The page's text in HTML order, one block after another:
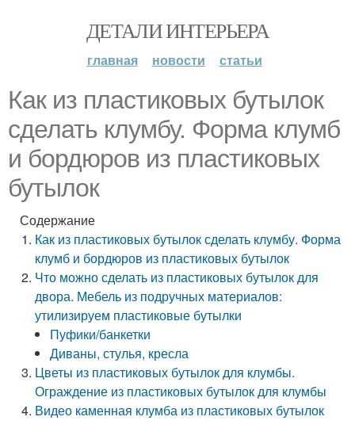
ДЕТАЛИ ИНТЕРЬЕРА
главная новости статьи
Как из пластиковых бутылок
сделать клумбу. Форма клумб
и бордюров из пластиковых
бутылок
Содержание
Как из пластиковых бутылок сделать клумбу. Форма
клумб и бордюров из пластиковых бутылок
Что можно сделать из пластиковых бутылок для
двора. Мебель из подручных материалов:
утилизируем пластиковые бутылки
Пуфики/банкетки
Диваны, стулья, кресла
Цветы из пластиковых бутылок для клумбы.
Ограждение из пластиковых бутылок для клумбы
Видео каменная клумба из пластиковых бутылок